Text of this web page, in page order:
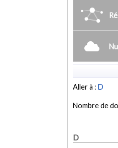
Aller à :D
Nombre de
D